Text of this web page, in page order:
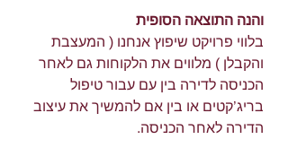
והנה התוצאה הסופית
בלווי פרויקט שיפוץ אנחנו ( המעצבת
והקבלן ) מלווים את הלקוחות גם לאחר
הכניסה לדירה בין עם עבור טיפול
בריג’קטים או בין אם להמשיך את עיצוב
הדירה לאחר הכניסה.